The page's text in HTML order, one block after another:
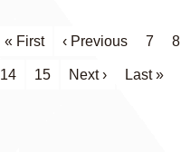
« First ‹ Previous 7 8
14 15 Next › Last »